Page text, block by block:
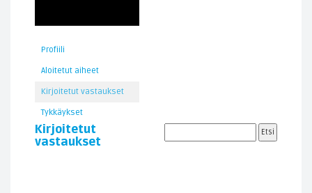
Profiili
Aloitetut aiheet
Kirjoitetut vastaukset
Tykkäykset
Kirjoitetut
vastaukset